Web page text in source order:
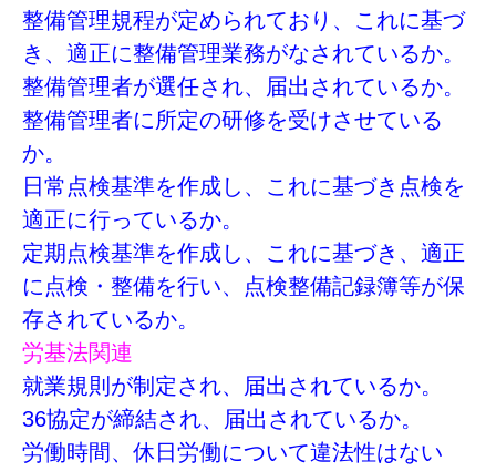
整備管理規程が定められており、これに基づ
き、適正に整備管理業務がなされているか。
整備管理者が選任され、届出されているか。
整備管理者に所定の研修を受けさせている
か。
日常点検基準を作成し、これに基づき点検を
適正に行っているか。
定期点検基準を作成し、これに基づき、適正
に点検・整備を行い、点検整備記録簿等が保
存されているか。
労基法関連
就業規則が制定され、届出されているか。
36協定が締結され、届出されているか。
労働時間、休日労働について違法性はない